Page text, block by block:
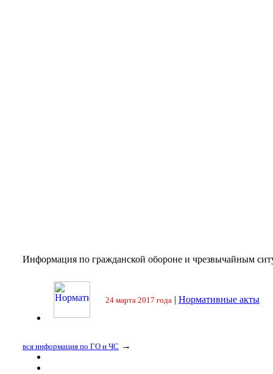
Информация по гражданской обороне и чрезвычайным
24 марта 2017 года | Нормативные акты
вся информация по ГО и ЧС →